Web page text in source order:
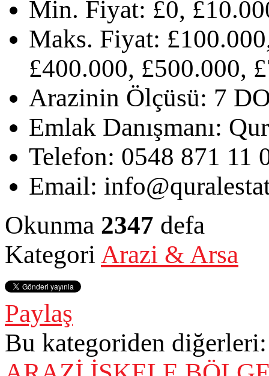
Min. Fiyat: £0,
Maks. Fiyat:
£400.000, £500.000,
Arazinin Ölçüsü: 7
Emlak Danışmanı:
Telefon: 0548 871 11
Email:
Okunma 2347 defa
Kategori Arazi & Arsa
Paylaş
Bu kategoriden diğerleri: